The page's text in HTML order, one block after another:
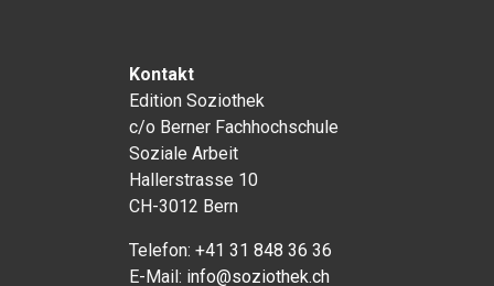
Kontakt
Edition Soziothek
c/o Berner Fachhochschule
Soziale Arbeit
Hallerstrasse 10
CH-3012 Bern
Telefon: +41 31 848 36 36
E-Mail: info@soziothek.ch